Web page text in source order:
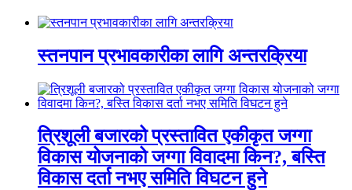
स्तनपान प्रभावकारीका लागि अन्तरक्रिया
त्रिशूली बजारको प्रस्तावित एकीकृत जग्गा
विकास योजनाको जग्गा विवादमा किन?, बस्ति
विकास दर्ता नभए समिति विघटन हुने